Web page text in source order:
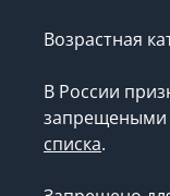
Возрастная
В России
запрещеными
списка.